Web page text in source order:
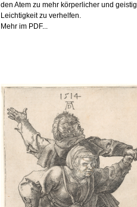
den Atem zu mehr körperlicher und
Leichtigkeit zu verhelfen.
Mehr im PDF...